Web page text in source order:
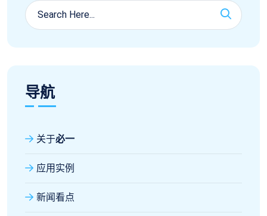
导航
关于必一
应用实例
新闻看点